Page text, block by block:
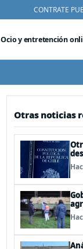
CONTRATE
Ocio y entretención
Otras noticias